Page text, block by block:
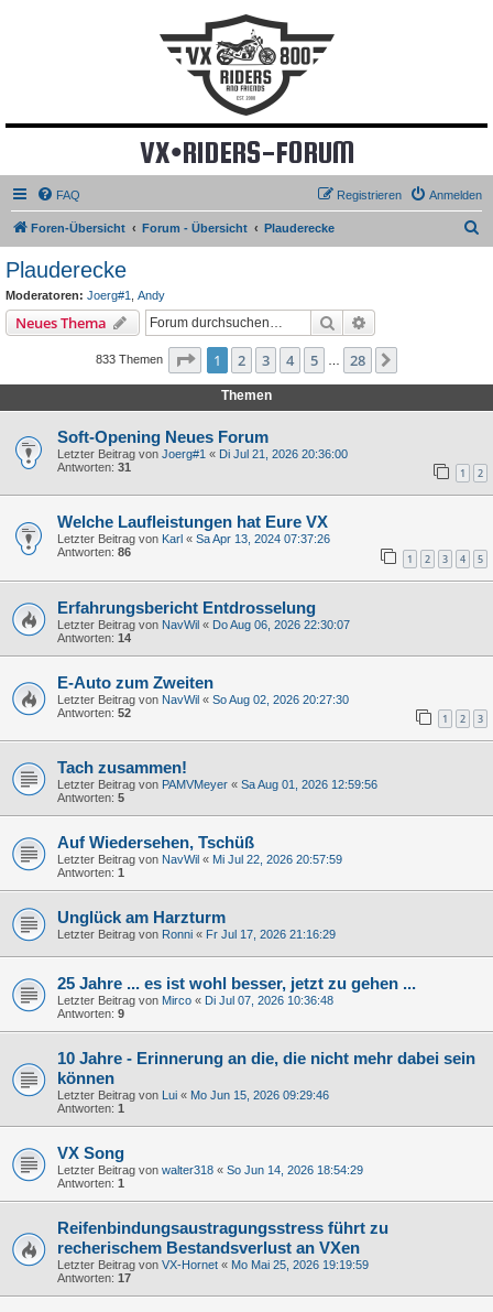
VX•RIDERS-FORUM
FAQ Anmelden
Registrieren
Foren-Übersicht Forum - Übersicht Plauderecke
Plauderecke
Moderatoren: Joerg#1 Andy
Neues Thema Suche
833 Themen Seite 1von 28
1 2 3 4 5 28
Themen
Soft-Opening Neues Forum
Letzter Beitrag von Joerg#1 « Di Jul 21, 2026 20:36:00
Antworten: 31 1 2
Welche Laufleistungen hat Eure VX
Letzter Beitrag von Karl « Sa Apr 13, 2024 07:37:26
Antworten: 86 1 2 3 4 5
Erfahrungsbericht Entdrosselung
Letzter Beitrag von NavWil « Do Aug 06, 2026 22:30:07
Antworten: 14
E-Auto zum Zweiten
Letzter Beitrag von NavWil « So Aug 02, 2026 20:27:30
Antworten: 52 1 2 3
Tach zusammen!
Letzter Beitrag von PAMVMeyer « Sa Aug 01, 2026 12:59:56
Antworten: 5
Auf Wiedersehen, Tschüß
Letzter Beitrag von NavWil « Mi Jul 22, 2026 20:57:59
Antworten: 1
Unglück am Harzturm
Letzter Beitrag von Ronni « Fr Jul 17, 2026 21:16:29
25 Jahre ... es ist wohl besser, jetzt zu gehen ...
Letzter Beitrag von Mirco « Di Jul 07, 2026 10:36:48
Antworten: 9
10 Jahre - Erinnerung an die, die nicht mehr dabei sein
können
Letzter Beitrag von Lui « Mo Jun 15, 2026 09:29:46
Antworten: 1
VX Song
Letzter Beitrag von walter318 « So Jun 14, 2026 18:54:29
Antworten: 1
Reifenbindungsaustragungsstress führt zu
recherischem Bestandsverlust an VXen
Letzter Beitrag von VX-Hornet « Mo Mai 25, 2026 19:19:59
Antworten: 17